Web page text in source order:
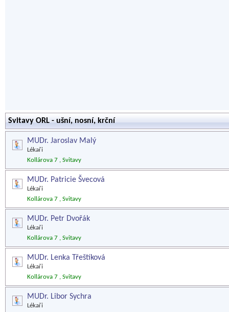
Svitavy ORL - ušní, nosní, krční
MUDr. Jaroslav Malý
Lékaři
Kollárova 7 , Svitavy
MUDr. Patricie Švecová
Lékaři
Kollárova 7 , Svitavy
MUDr. Petr Dvořák
Lékaři
Kollárova 7 , Svitavy
MUDr. Lenka Třeštíková
Lékaři
Kollárova 7 , Svitavy
MUDr. Libor Sychra
Lékaři